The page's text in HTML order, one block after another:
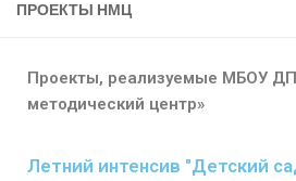
ПРОЕКТЫ НМЦ
Проекты, реализуемые МБОУ
методический центр»
Летний интенсив "Детский